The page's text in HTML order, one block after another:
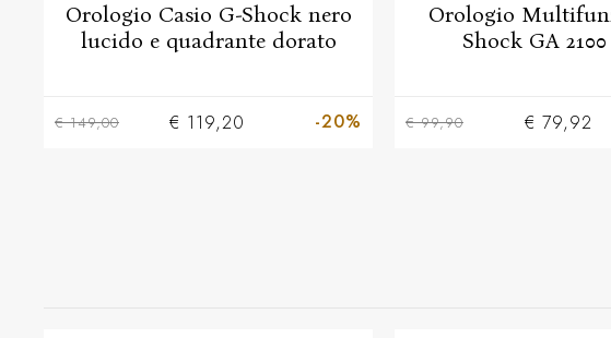
Orologio Casio G-Shock nero
lucido e quadrante dorato
€ 149,00 € 119,20 -20%
Orologio
Shock GA
€ 99,90 € 79,92